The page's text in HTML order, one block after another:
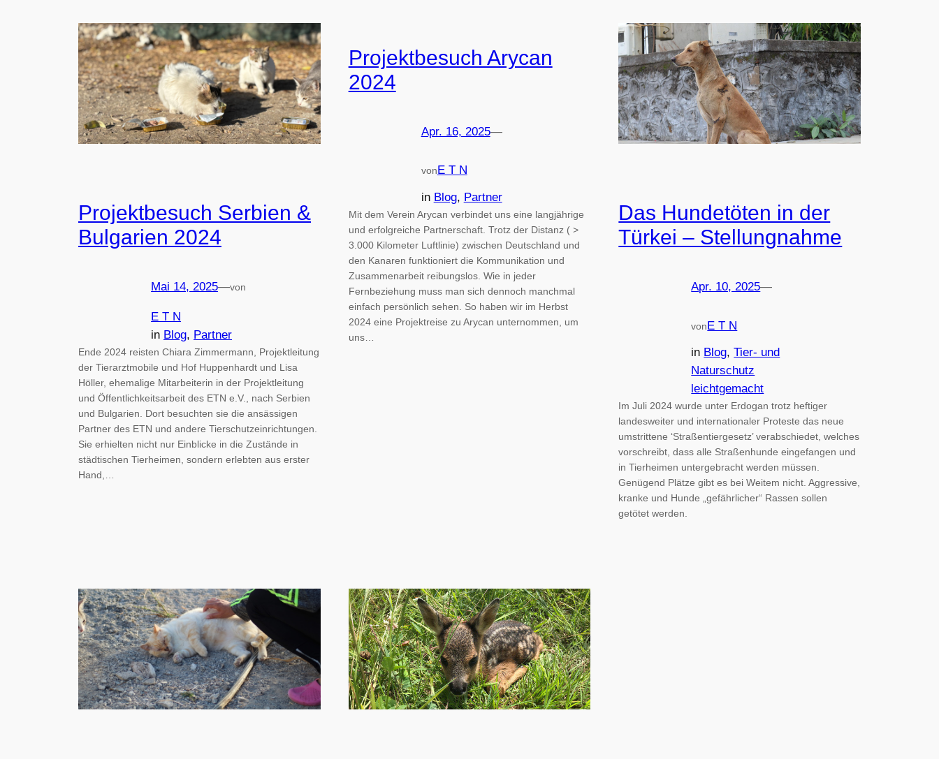
Projektbesuch Serbien &
Bulgarien 2024
Mai 14, 2025—von
E T N
in Blog, Partner
Ende 2024 reisten Chiara Zimmermann, Projektleitung
der Tierarztmobile und Hof Huppenhardt und Lisa
Höller, ehemalige Mitarbeiterin in der Projektleitung
und Öffentlichkeitsarbeit des ETN e.V., nach Serbien
und Bulgarien. Dort besuchten sie die ansässigen
Partner des ETN und andere Tierschutzeinrichtungen.
Sie erhielten nicht nur Einblicke in die Zustände in
städtischen Tierheimen, sondern erlebten aus erster
Hand,…
Projektbesuch Arycan
2024
Apr. 16, 2025—
von E T N
in Blog, Partner
Mit dem Verein Arycan verbindet uns eine langjährige
und erfolgreiche Partnerschaft. Trotz der Distanz ( >
3.000 Kilometer Luftlinie) zwischen Deutschland und
den Kanaren funktioniert die Kommunikation und
Zusammenarbeit reibungslos. Wie in jeder
Fernbeziehung muss man sich dennoch manchmal
einfach persönlich sehen. So haben wir im Herbst
2024 eine Projektreise zu Arycan unternommen, um
uns…
Das Hundetöten in der
Türkei – Stellungnahme
Apr. 10, 2025—
vonE T N
in Blog, Tier- und
Naturschutz
leichtgemacht
Im Juli 2024 wurde unter Erdogan trotz heftiger
landesweiter und internationaler Proteste das neue
umstrittene ‘Straßentiergesetz’ verabschiedet, welches
vorschreibt, dass alle Straßenhunde eingefangen und
in Tierheimen untergebracht werden müssen.
Genügend Plätze gibt es bei Weitem nicht. Aggressive,
kranke und Hunde „gefährlicher“ Rassen sollen
getötet werden.